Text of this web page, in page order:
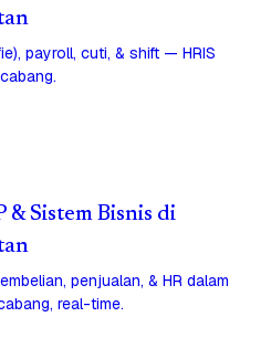
payroll, cuti, & shift — HRIS
& Sistem Bisnis di
penjualan, & HR dalam
real-time.